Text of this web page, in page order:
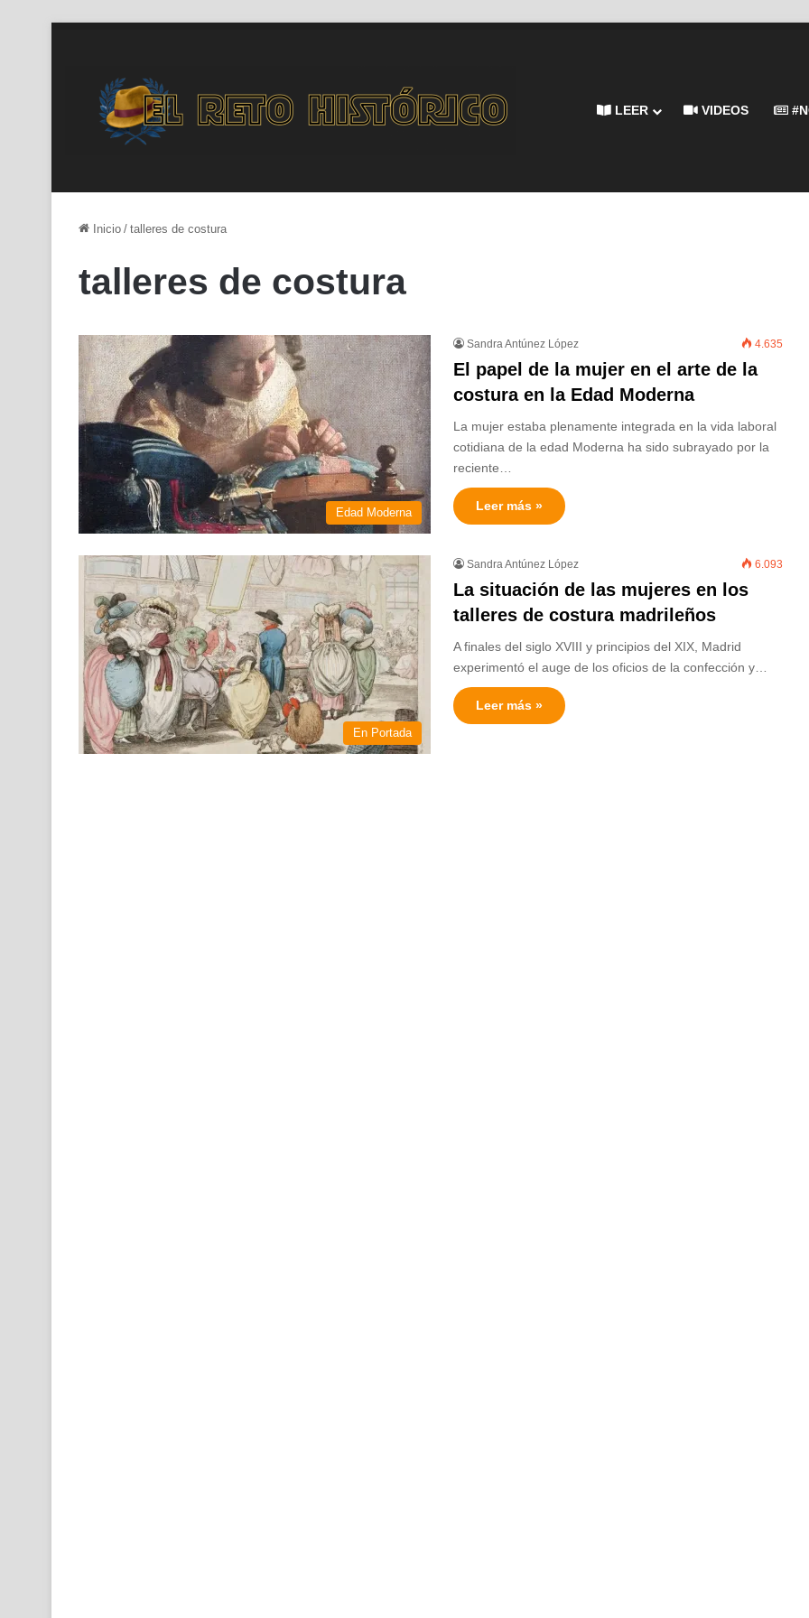
LEER VIDEOS
Inicio / talleres de costura
talleres de costura
Edad Moderna
Sandra Antúnez López 4.635
El papel de la mujer en el arte de la
costura en la Edad Moderna
La mujer estaba plenamente integrada en la vida laboral
cotidiana de la edad Moderna ha sido subrayado por la
reciente…
Leer más »
En Portada
Sandra Antúnez López 6.093
La situación de las mujeres en los
talleres de costura madrileños
A finales del siglo XVIII y principios del XIX, Madrid
experimentó el auge de los oficios de la confección y…
Leer más »